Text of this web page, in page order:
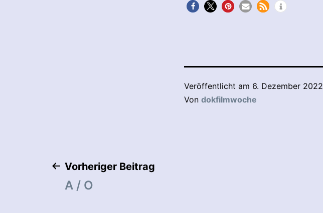
Veröffentlicht am 6. Dezember 2022
Von dokfilmwoche
Beitragsnavigation
Vorheriger Beitrag
A / O